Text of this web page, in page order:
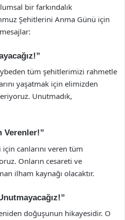
bir farkındalık
Şehitlerini Anma Günü için
tüm şehitlerimizi rahmetle
yaşatmak için elimizden
Unutmadık,
Verenler!”
canlarını veren tüm
Onların cesareti ve
ilham kaynağı olacaktır.
doğuşunun hikayesidir. O